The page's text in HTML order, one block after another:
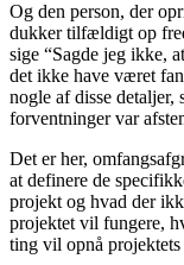
Og den person, der
dukker tilfældigt op
sige “Sagde jeg ikke,
det ikke have været
nogle af disse detaljer,
forventninger var
Det er her,
at definere de
projekt og hvad der
projektet vil fungere,
ting vil opnå projektets